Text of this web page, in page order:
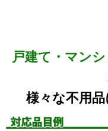
戸建て・マン
様々な不用品